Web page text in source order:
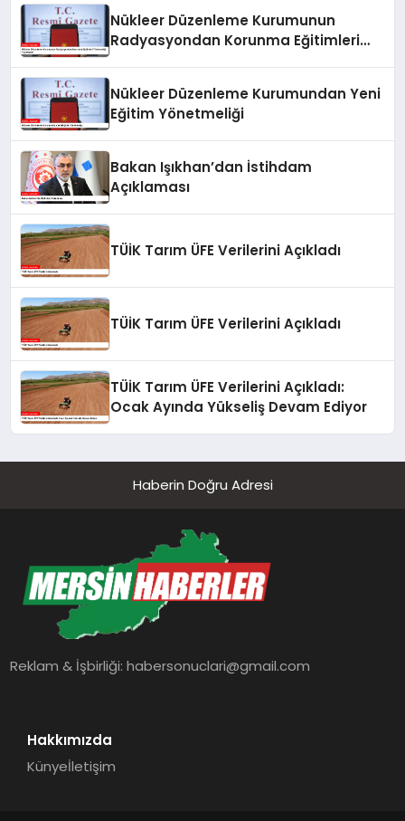
Nükleer Düzenleme Kurumunun
Radyasyondan Korunma Eğitimleri
Nükleer Düzenleme Kurumundan Yeni
Eğitim Yönetmeliği
Bakan Işıkhan’dan İstihdam
Açıklaması
TÜİK Tarım ÜFE Verilerini Açıkladı
TÜİK Tarım ÜFE Verilerini Açıkladı
TÜİK Tarım ÜFE Verilerini Açıkladı:
Ocak Ayında Yükseliş Devam Ediyor
Haberin Doğru Adresi
Reklam & İşbirliği:habersonuclari@gmail.com
Hakkımızda
Künyeİletişim